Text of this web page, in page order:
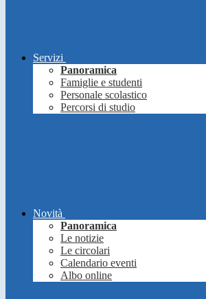
Servizi
Panoramica
Famiglie e studenti
Personale scolastico
Percorsi di studio
Novità
Panoramica
Le notizie
Le circolari
Calendario eventi
Albo online